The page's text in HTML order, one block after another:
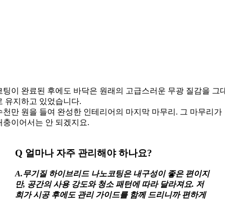
팅이 완료된 후에도 바닥은 원래의 고급스러운 무광 질감을 그
유지하고 있었습니다.
천만 원을 들여 완성한 인테리어의 마지막 마무리. 그 마무리가
충이어서는 안 되겠지요.
Q 얼마나 자주 관리해야 하나요?
A.무기질 하이브리드 나노코팅은 내구성이 좋은 편이지
만, 공간의 사용 강도와 청소 패턴에 따라 달라져요. 저
희가 시공 후에도 관리 가이드를 함께 드리니까 편하게